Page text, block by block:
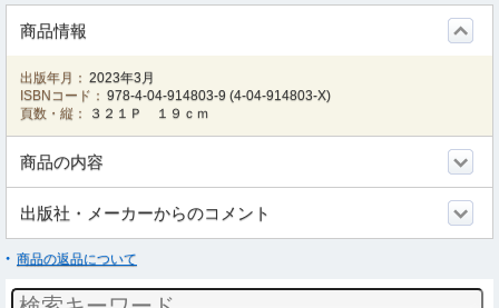
商品情報
出版年月： 2023年3月
ISBNコード： 978-4-04-914803-9 (4-04-914803-X)
頁数・縦：
３２１Ｐ １９ｃｍ
商品の内容
出版社・メーカーからのコメント
商品の返品について